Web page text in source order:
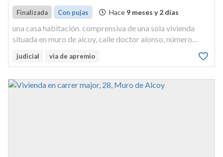
Finalizada Con pujas Hace 9 meses y 2 días
una casa habitación. comprensiva de una sola vivienda
situada en muro de alcoy, calle doctor alonso, número
metros y sesenta decímetros cuadrados -121,60 m2-, de
judicial via de apremio